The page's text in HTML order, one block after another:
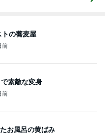
トの蕎麦屋
前
素敵な変身
前
お風呂の黄ばみ